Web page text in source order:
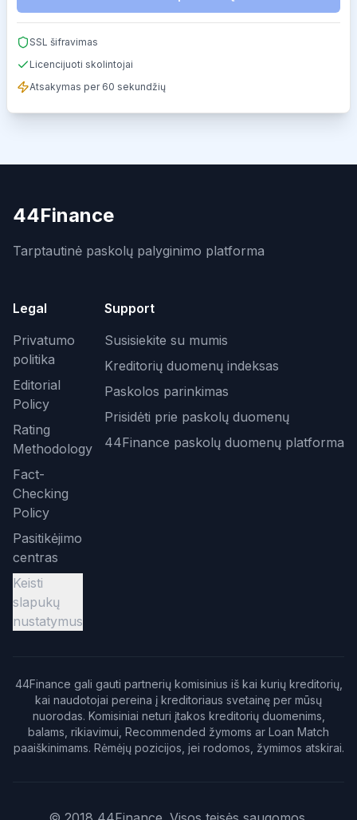
SSL šifravimas
Licencijuoti skolintojai
Atsakymas per 60 sekundžių
44Finance
Tarptautinė paskolų palyginimo platforma
Legal
Privatumo
politika
Editorial
Policy
Rating
Methodology
Fact-
Checking
Policy
Pasitikėjimo
centras
Keisti
slapukų
nustatymus
Support
Susisiekite su mumis
Kreditorių duomenų indeksas
Paskolos parinkimas
Prisidėti prie paskolų duomenų
44Finance paskolų duomenų platforma
44Finance gali gauti partnerių komisinius iš kai kurių kreditorių,
kai naudotojai pereina į kreditoriaus svetainę per mūsų
nuorodas. Komisiniai neturi įtakos kreditorių duomenims,
balams, rikiavimui, Recommended žymoms ar Loan Match
paaiškinimams. Rėmėjų pozicijos, jei rodomos, žymimos atskirai.